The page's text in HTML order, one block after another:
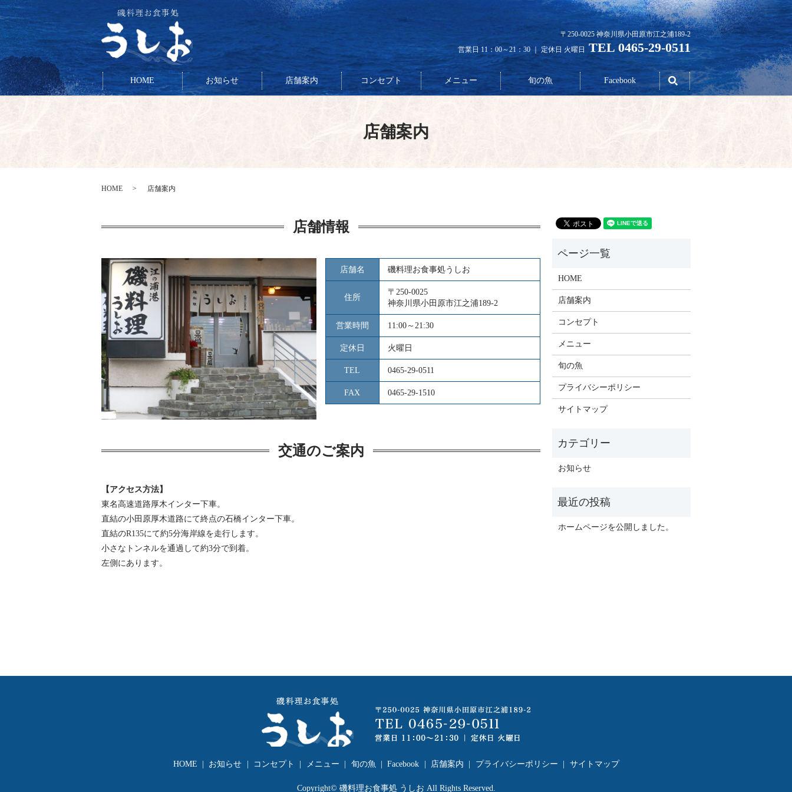
〒250-0025 神奈川県小田原市江之浦189-2
営業日 11：00～21：30 ｜ 定休日 火曜日 TEL 0465-29-0511
HOME お知らせ 店舗案内 コンセプト メニュー 旬の魚 Facebook search
店舗案内
HOME 店舗案内
店舗情報
店舗名 磯料理お食事処うしお
住所
〒250-0025
神奈川県小田原市江之浦189-2
営業時間 11:00～21:30
定休日 火曜日
TEL 0465-29-0511
FAX 0465-29-1510
交通のご案内
【アクセス方法】
東名高速道路厚木インター下車。
直結の小田原厚木道路にて終点の石橋インター下車。
直結のR135にて約5分海岸線を走行します。
小さなトンネルを通過して約3分で到着。
左側にあります。
HOME
店舗案内
コンセプト
メニュー
旬の魚
プライバシーポリシー
サイトマップ
お知らせ
ホームページを公開しました。
HOME お知らせ コンセプト メニュー 旬の魚 Facebook 店舗案内 プライバシーポリシー サイトマップ
Copyright© 磯料理お食事処 うしお All Rights Reserved.